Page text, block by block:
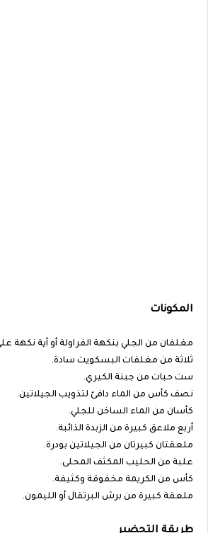
المكونات
مغلفان من الجلي بنكهة الفراولة أو أية نكهة
ثلاثة من مغلفات البسكويت سادة.
ست حبات من جبنة الكيري.
نصف كأس من الماء دافئ لتذويب الجيلاتين.
كأسان من الماء الساخن للجلي.
أربع ملاعق كبيرة من الزبدة الذائبة.
ملعقتان كبيرتان من الجيلاتين بودرة.
علبة من الحليب المكثف المحلى.
كأس من الكريمة مخفوقة وكثيفة.
ملعقة كبيرة من برش البرتقال أو الليمون.